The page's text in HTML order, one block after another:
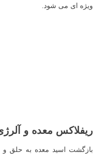
ویژه ای می شود.
ریفلاکس معده و
بازگشت اسید معده به حلق و